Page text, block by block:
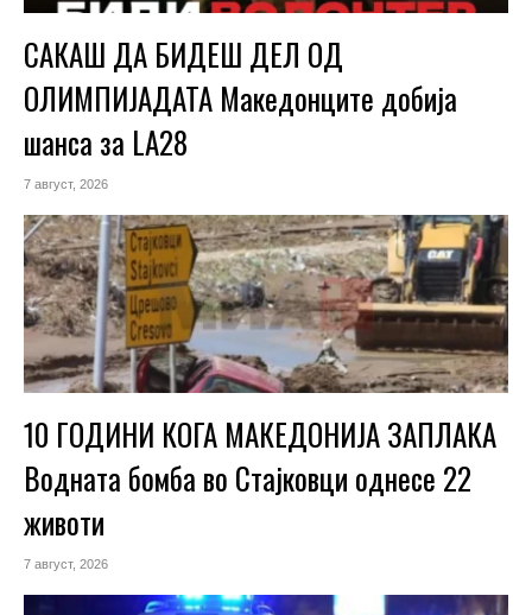
САКАШ ДА БИДЕШ ДЕЛ ОД
ОЛИМПИЈАДАТА Македонците добија
шанса за LA28
7 август, 2026
10 ГОДИНИ КОГА МАКЕДОНИЈА ЗАПЛАКА
Водната бомба во Стајковци однесе 22
животи
7 август, 2026